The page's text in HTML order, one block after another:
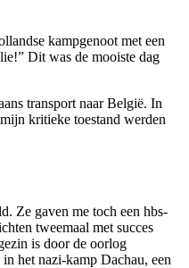
kampgenoot met een
Dit was de mooiste dag
transport naar België. In
kritieke toestand werden
Ze gaven me toch een hbs-
tweemaal met succes
is door de oorlog
het nazi-kamp Dachau, een